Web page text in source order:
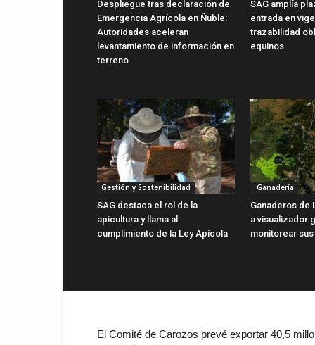
Despliegue tras declaración de
Emergencia Agrícola en Ñuble:
Autoridades aceleran
levantamiento de información en
terreno
SAG amplía
entrada en
trazabilidad
equinos
Gestión y Sostenibilidad
SAG destaca el rol de la
apicultura y llama al
cumplimiento de la Ley Apícola
Ganadería
Ganaderos de
a visualizador
monitorear
El Comité de Carozos prevé exportar 40,5